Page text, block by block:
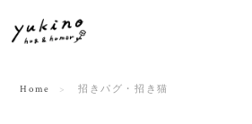
Home 招きパグ・招き猫